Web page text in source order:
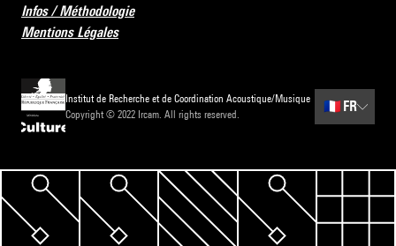
Infos / Méthodologie
Mentions Légales
Institut de Recherche et de Coordination Acoustique/Musique
Copyright © 2022 Ircam. All rights reserved.
🇫🇷 FR